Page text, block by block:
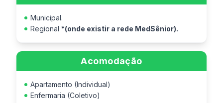
Municipal.
Regional *(onde existir a rede MedSênior).
Acomodação
Apartamento (Individual)
Enfermaria (Coletivo)